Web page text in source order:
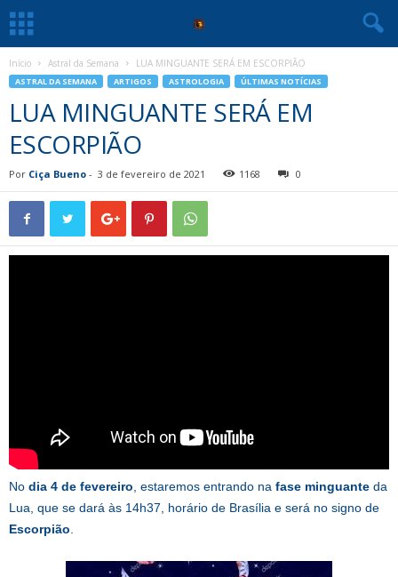
Início Astral da Semana LUA MINGUANTE SERÁ EM ESCORPIÃO
ASTRAL DA SEMANA ARTIGOS ASTROLOGIA ÚLTIMAS NOTÍCIAS
LUA MINGUANTE SERÁ EM
ESCORPIÃO
Por Ciça Bueno - 3 de fevereiro de 2021 1168 0
No dia 4 de fevereiro , estaremos entrando na fase minguante da
Lua, que se dará às 14h37, horário de Brasília e será no signo de
Escorpião